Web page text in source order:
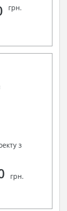
грн.
з
грн.